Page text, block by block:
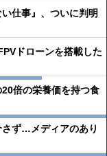
仕事』、ついに判明
ドローンを搭載した
倍の栄養価を持つ食
ず…メディアのあり